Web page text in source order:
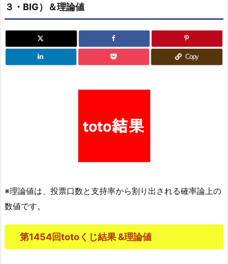
３・BIG）＆理論値
Copy
※理論値は、投票口数と支持率から割り出される確率論上の
数値です。
第1454回totoくじ結果 &理論値